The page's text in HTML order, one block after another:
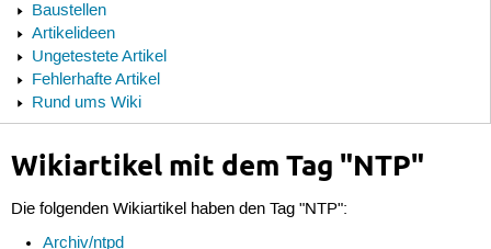
Baustellen
Artikelideen
Ungetestete Artikel
Fehlerhafte Artikel
Rund ums Wiki
Wikiartikel mit dem Tag "NTP"
Die folgenden Wikiartikel haben den Tag "NTP":
Archiv/ntpd